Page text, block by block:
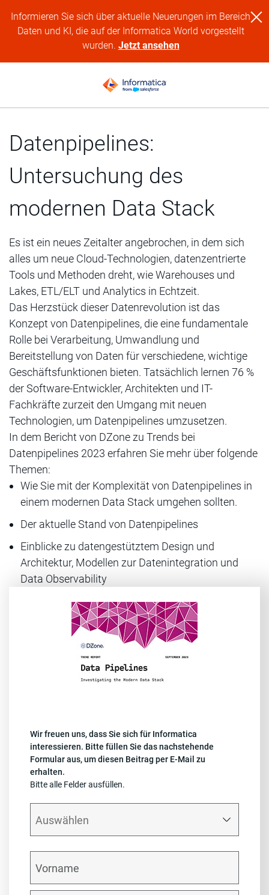
Informieren Sie sich über aktuelle Neuerungen im Bereich
Daten und KI, die auf der Informatica World vorgestellt
wurden. Jetzt ansehen
Datenpipelines:
Untersuchung des
modernen Data Stack
Es ist ein neues Zeitalter angebrochen, in dem sich
alles um neue Cloud-Technologien, datenzentrierte
Tools und Methoden dreht, wie Warehouses und
Lakes, ETL/ELT und Analytics in Echtzeit.
Das Herzstück dieser Datenrevolution ist das
Konzept von Datenpipelines, die eine fundamentale
Rolle bei Verarbeitung, Umwandlung und
Bereitstellung von Daten für verschiedene, wichtige
Geschäftsfunktionen bieten. Tatsächlich lernen 76 %
der Software-Entwickler, Architekten und IT-
Fachkräfte zurzeit den Umgang mit neuen
Technologien, um Datenpipelines umzusetzen.
In dem Bericht von DZone zu Trends bei
Datenpipelines 2023 erfahren Sie mehr über folgende
Themen:
Wie Sie mit der Komplexität von Datenpipelines in
einem modernen Data Stack umgehen sollten.
Der aktuelle Stand von Datenpipelines
Einblicke zu datengestütztem Design und
Architektur, Modellen zur Datenintegration und
Data Observability
Wir freuen uns, dass Sie sich für Informatica
interessieren. Bitte füllen Sie das nachstehende
Formular aus, um diesen Beitrag per E-Mail zu
erhalten.
Bitte alle Felder ausfüllen.